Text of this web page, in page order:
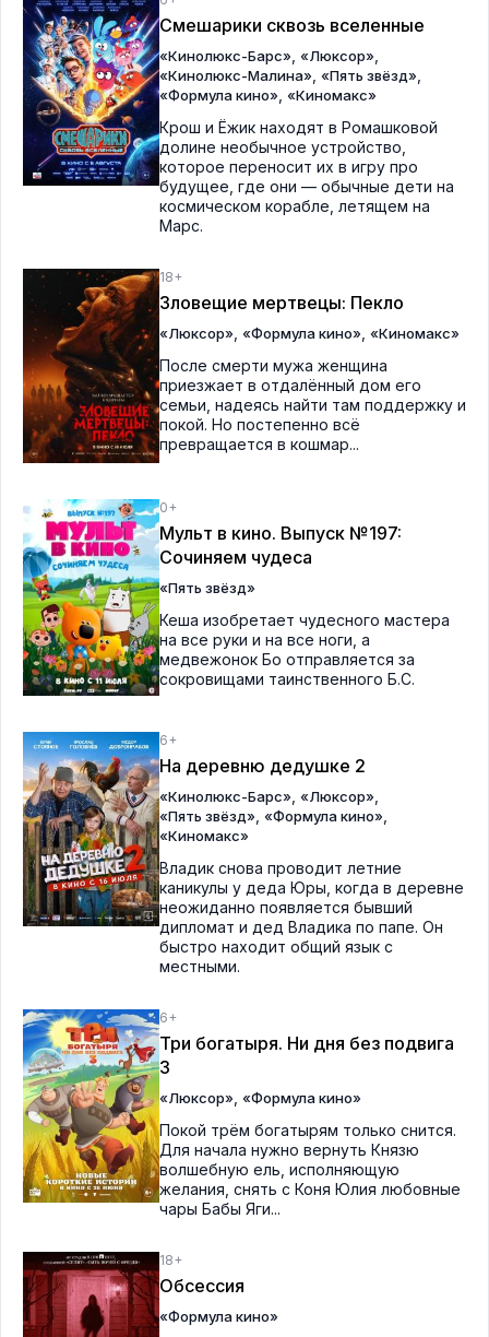
Смешарики сквозь вселенные
«Кинолюкс-Барс», «Люксор»,
«Кинолюкс-Малина», «Пять звёзд»,
«Формула кино», «Киномакс»
Крош и Ёжик находят в Ромашковой
долине необычное устройство,
которое переносит их в игру про
будущее, где они — обычные дети на
космическом корабле, летящем на
Марс.
18+
Зловещие мертвецы: Пекло
«Люксор», «Формула кино», «Киномакс»
После смерти мужа женщина
приезжает в отдалённый дом его
семьи, надеясь найти там поддержку и
покой. Но постепенно всё
превращается в кошмар...
0+
Мульт в кино. Выпуск №197:
Сочиняем чудеса
«Пять звёзд»
Кеша изобретает чудесного мастера
на все руки и на все ноги, а
медвежонок Бо отправляется за
сокровищами таинственного Б.С.
6+
На деревню дедушке 2
«Кинолюкс-Барс» «Люксор»
«Пять звёзд» «Формула кино»
«Киномакс»
Владик снова проводит летние
каникулы у деда Юры, когда в деревне
неожиданно появляется бывший
дипломат и дед Владика по папе. Он
быстро находит общий язык с
местными.
6+
Три богатыря. Ни дня без подвига
3
«Люксор» «Формула кино»
Покой трём богатырям только снится.
Для начала нужно вернуть Князю
волшебную ель, исполняющую
желания, снять с Коня Юлия любовные
чары Бабы Яги...
18+
Обсессия
«Формула кино»